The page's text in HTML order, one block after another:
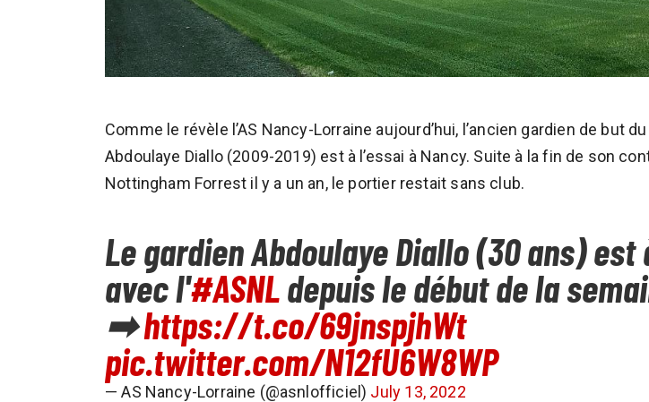
Comme le révèle l’AS Nancy-Lorraine aujourd’hui, l’ancien gardien de but
Abdoulaye Diallo (2009-2019) est à l’essai à Nancy. Suite à la fin de son
Nottingham Forrest il y a un an, le portier restait sans club.
Le gardien Abdoulaye Diallo (30 ans) est
avec l'#ASNLdepuis le début de la
➡https://t.co/69jnspjhWt
pic.twitter.com/N12fU6W8WP
— AS Nancy-Lorraine (@asnlofficiel) July 13, 2022